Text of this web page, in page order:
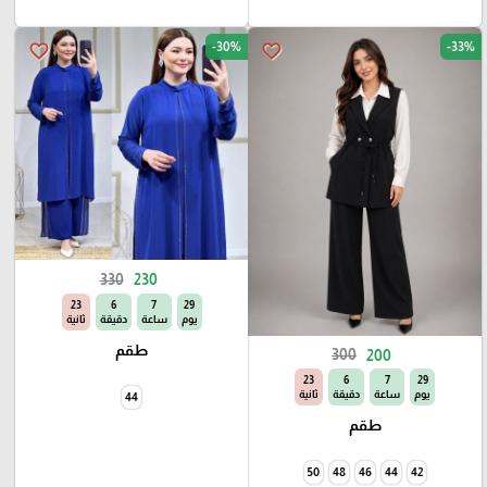
favorite_border -33%
300 200
29
يوم
7
ساعة
6
دقيقة
22
ثانية
طقم
42
44
46
48
50
favorite_border -30%
330 230
29
يوم
7
ساعة
6
دقيقة
22
ثانية
طقم
44